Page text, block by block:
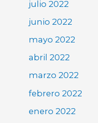
julio 2022
junio 2022
mayo 2022
abril 2022
marzo 2022
febrero 2022
enero 2022